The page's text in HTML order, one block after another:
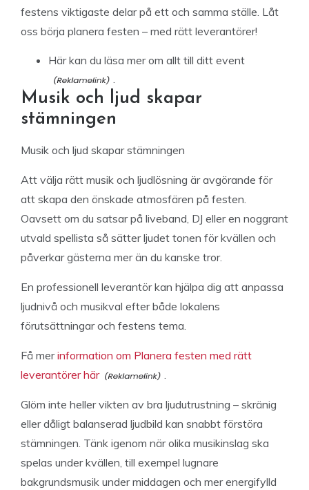
festens viktigaste delar på ett och samma ställe. Låt
oss börja planera festen – med rätt leverantörer!
Här kan du läsa mer om allt till ditt event
.
Musik och ljud skapar
stämningen
Musik och ljud skapar stämningen
Att välja rätt musik och ljudlösning är avgörande för
att skapa den önskade atmosfären på festen.
Oavsett om du satsar på liveband, DJ eller en noggrant
utvald spellista så sätter ljudet tonen för kvällen och
påverkar gästerna mer än du kanske tror.
En professionell leverantör kan hjälpa dig att anpassa
ljudnivå och musikval efter både lokalens
förutsättningar och festens tema.
Få merinformation om Planera festen med rätt
leverantörer här
.
Glöm inte heller vikten av bra ljudutrustning – skränig
eller dåligt balanserad ljudbild kan snabbt förstöra
stämningen. Tänk igenom när olika musikinslag ska
spelas under kvällen, till exempel lugnare
bakgrundsmusik under middagen och mer energifylld